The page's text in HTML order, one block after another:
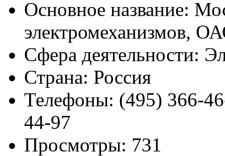
Основное название:
электромеханизмов,
Сфера деятельности:
Страна: Россия
Телефоны: (495) 366-
44-97
Просмотры: 731